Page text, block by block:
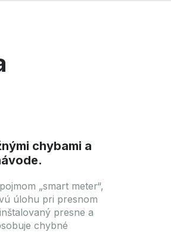
chybami a
„smart meter“,
úlohu pri presnom
presne a
chybné